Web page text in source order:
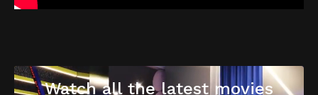
Watch all the latest movies